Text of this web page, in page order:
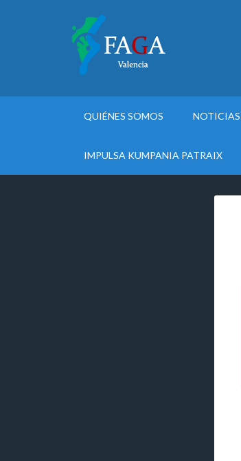
QUIÉNES SOMOS NOTICIAS
IMPULSA KUMPANIA PATRAIX